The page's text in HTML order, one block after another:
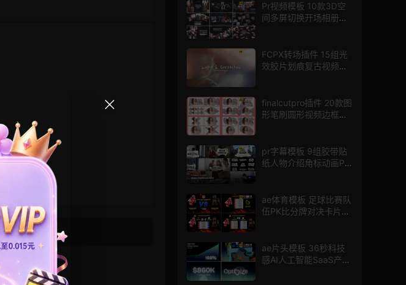
Pr视频模板 10款3D空
间多屏切换开场相册视
FCPX转场插件 15组光
效胶片划痕复古视频过
finalcutpro插件 20款图
形笔刷圆形视频边框遮
pr字幕模板 9组胶带贴
纸人物介绍角标动画PR
ae体育模板 足球比赛队
伍PK比分牌对决卡片球
ae片头模板 36秒科技
感AI人工智能SaaS产品